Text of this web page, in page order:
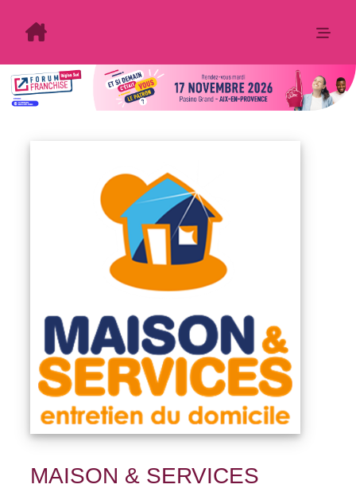
MAISON & SERVICES